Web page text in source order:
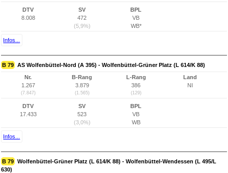
DTV
8.008
SV
472
(5,9%)
BPL
VB
WB*
Infos...
B 79 AS Wolfenbüttel-Nord (A 395) - Wolfenbüttel-Grüner Platz (L 614/K 88)
Nr.
1.267
(7.847)
B-Rang
3.879
(1.565)
L-Rang
386
(129)
Land
NI
DTV
17.433
SV
523
(3,0%)
BPL
VB
WB
Infos...
B 79 Wolfenbüttel-Grüner Platz (L 614/K 88) - Wolfenbüttel-Wendessen (L 495/L
630)